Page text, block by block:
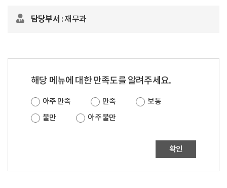
담당부서 : 재무과
해당 메뉴에 대한 만족도를 알려주세요.
아주 만족 만족
보통
불만
아주 불만
확인